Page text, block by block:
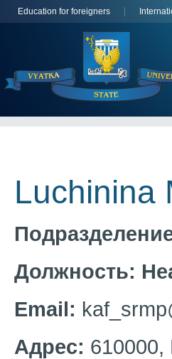
Education for foreigners
Luchinina
Должность:
Email:
Адрес: 610000,